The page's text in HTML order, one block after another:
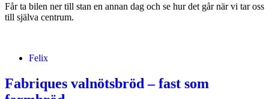
Får ta bilen ner till stan en annan dag och se hur det går när vi tar oss
till själva centrum.
Felix
Fabriques valnötsbröd – fast som